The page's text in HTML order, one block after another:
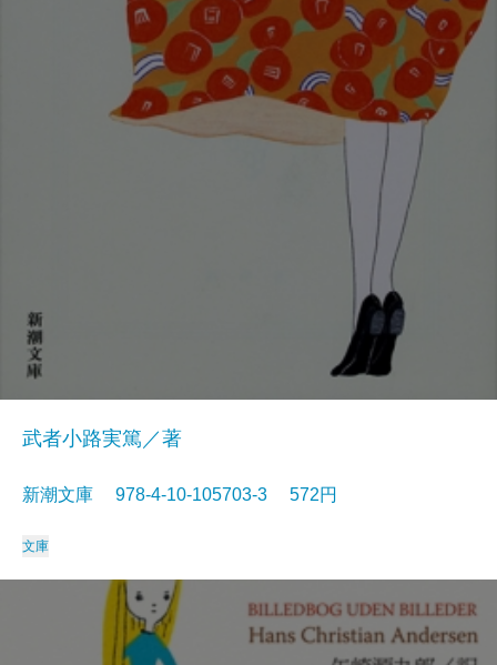
武者小路実篤／著
新潮文庫 978-4-10-105703-3 572円
文庫